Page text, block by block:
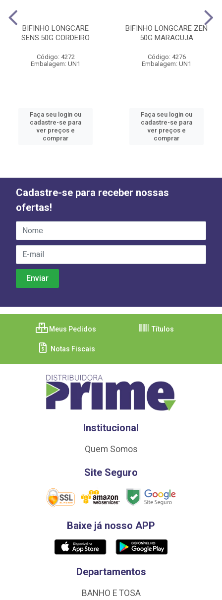
BIFINHO LONGCARE
SENS.50G CORDEIRO
Código: 4272
Embalagem: UN1
Faça seu login ou
cadastre-se para
ver preços e
comprar
BIFINHO LONGCARE ZEN
50G MARACUJA
Código: 4276
Embalagem: UN1
Faça seu login ou
cadastre-se para
ver preços e
comprar
Cadastre-se para receber nossas
ofertas!
Meus Pedidos Títulos
Notas Fiscais
Institucional
Quem Somos
Site Seguro
Baixe já nosso APP
Departamentos
BANHO E TOSA